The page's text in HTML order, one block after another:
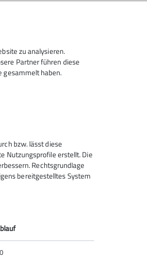
Tuttlingen des
Alpenvereins e.V.
zu analysieren.
Partner führen diese
gesammelt haben.
bzw. lässt diese
Nutzungsprofile erstellt. Die
Rechtsgrundlage
bereitgestelltes System